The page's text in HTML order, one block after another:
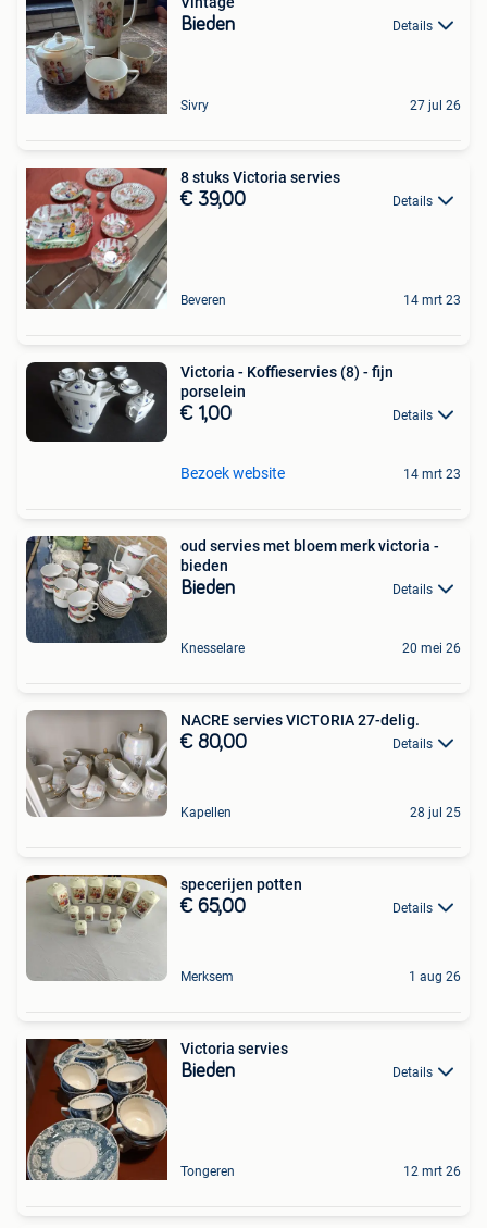
Bieden Details
Sivry 27 jul 26
8 stuks Victoria servies
€ 39,00 Details
Beveren 14 mrt 23
Victoria - Koffieservies (8) - fijn
porselein
€ 1,00 Details
Bezoek website 14 mrt 23
oud servies met bloem merk victoria -
bieden
Bieden Details
Knesselare 20 mei 26
NACRE servies VICTORIA 27-delig.
€ 80,00 Details
Kapellen 28 jul 25
specerijen potten
€ 65,00 Details
Merksem 1 aug 26
Victoria servies
Bieden Details
Tongeren 12 mrt 26